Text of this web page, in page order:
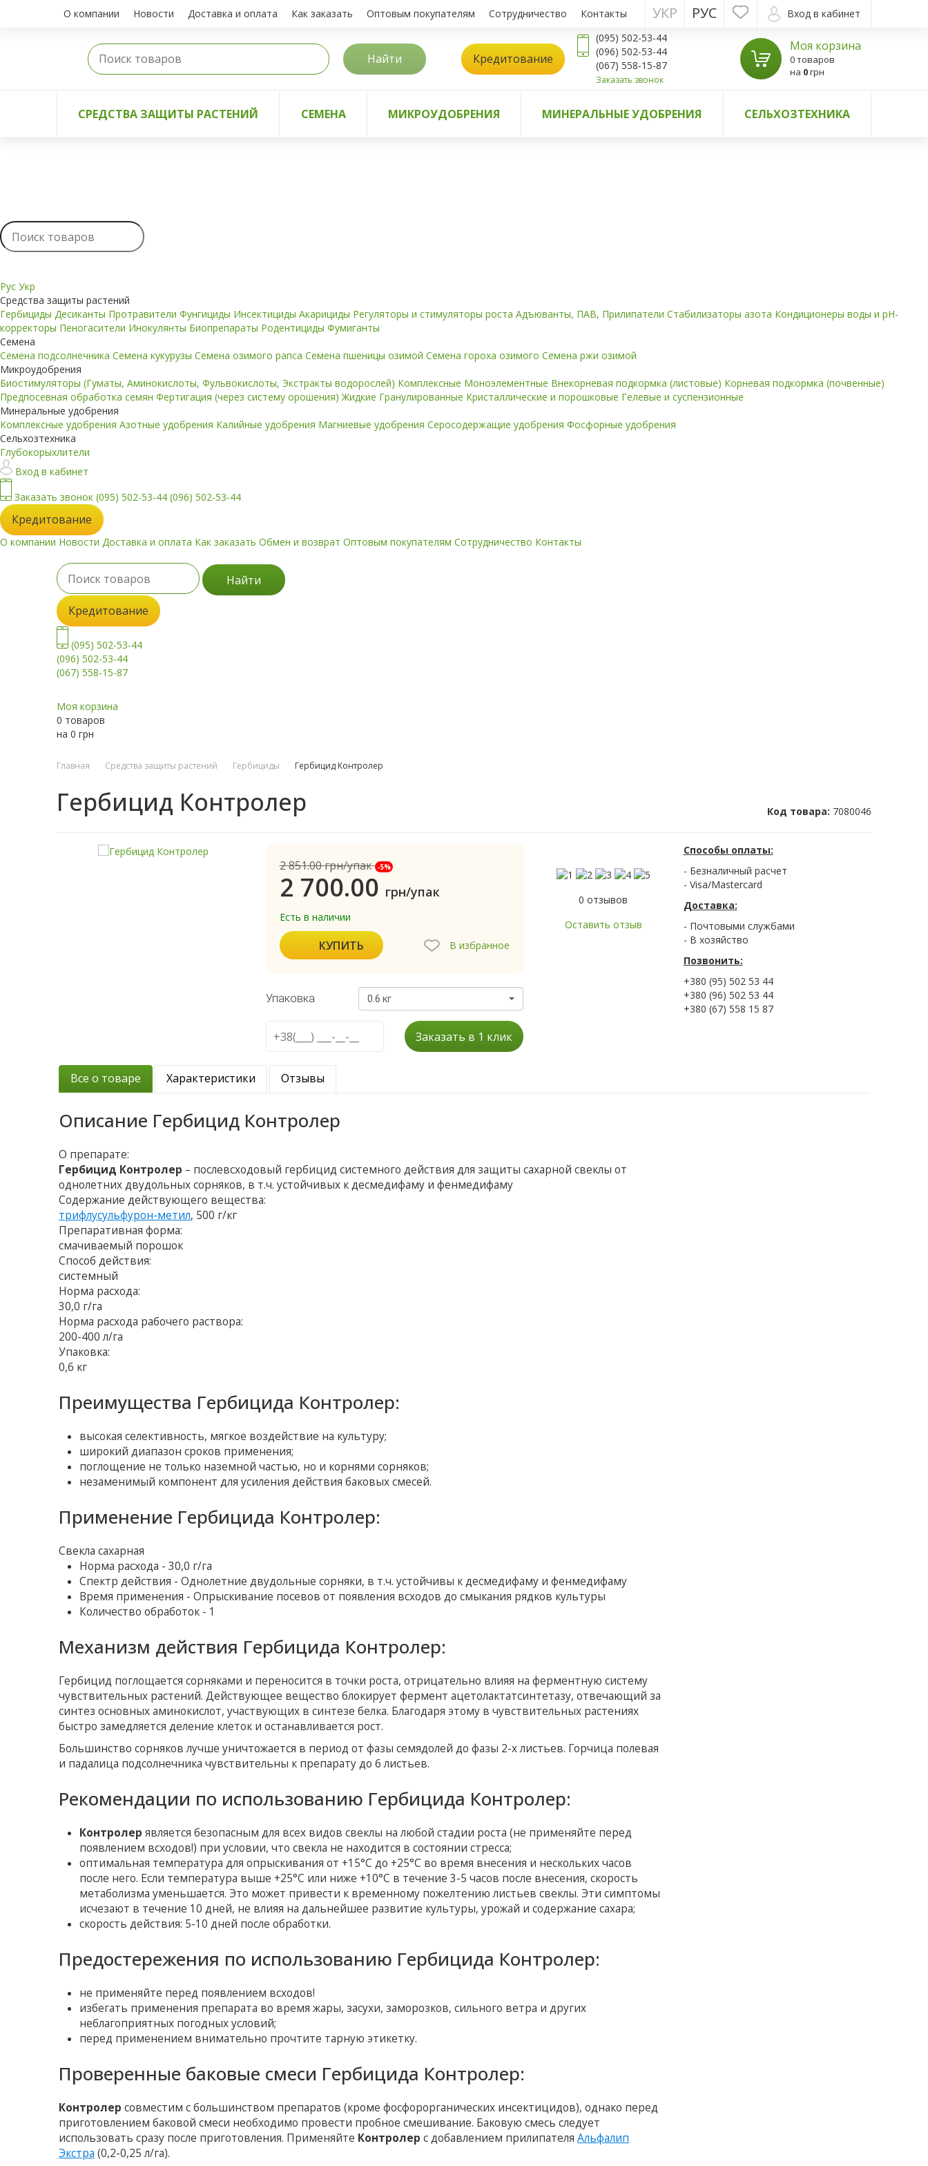
О компании Новости Доставка и оплата Как заказать Оптовым покупателям Сотрудничество Контакты Вход в кабинет
РУС
УКР
Найти Кредитование
(095) 502-53-44
(096) 502-53-44
(067) 558-15-87
Заказать звонок
Моя корзина
0 товаров
на 0грн
СРЕДСТВА ЗАЩИТЫ РАСТЕНИЙ СЕМЕНА МИКРОУДОБРЕНИЯ МИНЕРАЛЬНЫЕ УДОБРЕНИЯ СЕЛЬХОЗТЕХНИКА
Рус Укр
Средства защиты растений
Гербициды Десиканты Протравители Фунгициды Инсектициды Акарициды Регуляторы и стимуляторы роста Адъюванты, ПАВ, Прилипатели Стабилизаторы азота Кондиционеры воды и pH-
корректоры Пеногасители Инокулянты Биопрепараты Родентициды Фумиганты
Семена
Семена подсолнечника Семена кукурузы Семена озимого рапса Семена пшеницы озимой Семена гороха озимого Семена ржи озимой
Микроудобрения
Биостимуляторы (Гуматы, Аминокислоты, Фульвокислоты, Экстракты водорослей) Комплексные Моноэлементные Внекорневая подкормка (листовые) Корневая подкормка (почвенные)
Предпосевная обработка семян Фертигация (через систему орошения)Жидкие Гранулированные Кристаллические и порошковые Гелевые и суспензионные
Минеральные удобрения
Комплексные удобрения Азотные удобрения Калийные удобрения Магниевые удобрения Серосодержащие удобрения Фосфорные удобрения
Сельхозтехника
Глубокорыхлители
Вход в кабинет
Заказать звонок (095) 502-53-44 (096) 502-53-44
Кредитование
О компании Новости Доставка и оплата Как заказать Обмен и возврат Оптовым покупателям Сотрудничество Контакты
Найти
Кредитование
(095) 502-53-44
(096) 502-53-44
(067) 558-15-87
Моя корзина
0 товаров
на 0 грн
Главная Средства защиты растений Гербициды Гербицид Контролер
Гербицид Контролер Код товара: 7080046
2 851.00грн/упак -5%
2 700.00 грн/упак
Есть в наличии
КУПИТЬ В избранное
Упаковка 0.6 кг
0 отзывов
Оставить отзыв
Заказать в 1 клик
Способы оплаты:
- Безналичный расчет
- Visa/Mastercard
Доставка:
- Почтовыми службами
- В хозяйство
Позвонить:
+380 (95) 502 53 44
+380 (96) 502 53 44
+380 (67) 558 15 87
Все о товаре Характеристики Отзывы
Описание Гербицид Контролер
О препарате:
Гербицид Контролер – послевсходовый гербицид системного действия для защиты сахарной свеклы от
однолетних двудольных сорняков, в т.ч. устойчивых к десмедифаму и фенмедифаму
Содержание действующего вещества:
трифлусульфурон-метил, 500 г/кг
Препаративная форма:
смачиваемый порошок
Способ действия:
системный
Норма расхода:
30,0 г/га
Норма расхода рабочего раствора:
200-400 л/га
Упаковка:
0,6 кг
Преимущества Гербицида Контролер:
высокая селективность, мягкое воздействие на культуру;
широкий диапазон сроков применения;
поглощение не только наземной частью, но и корнями сорняков;
незаменимый компонент для усиления действия баковых смесей.
Применение Гербицида Контролер:
Свекла сахарная
Норма расхода - 30,0 г/га
Спектр действия - Однолетние двудольные сорняки, в т.ч. устойчивы к десмедифаму и фенмедифаму
Время применения - Опрыскивание посевов от появления всходов до смыкания рядков культуры
Количество обработок - 1
Механизм действия Гербицида Контролер:
Гербицид поглощается сорняками и переносится в точки роста, отрицательно влияя на ферментную систему
чувствительных растений. Действующее вещество блокирует фермент ацетолактатсинтетазу, отвечающий за
синтез основных аминокислот, участвующих в синтезе белка. Благодаря этому в чувствительных растениях
быстро замедляется деление клеток и останавливается рост.
Большинство сорняков лучше уничтожается в период от фазы семядолей до фазы 2-х листьев. Горчица полевая
и падалица подсолнечника чувствительны к препарату до 6 листьев.
Рекомендации по использованию Гербицида Контролер:
Контролер является безопасным для всех видов свеклы на любой стадии роста (не применяйте перед
появлением всходов!) при условии, что свекла не находится в состоянии стресса;
оптимальная температура для опрыскивания от +15°С до +25°С во время внесения и нескольких часов
после него. Если температура выше +25°С или ниже +10°С в течение 3-5 часов после внесения, скорость
метаболизма уменьшается. Это может привести к временному пожелтению листьев свеклы. Эти симптомы
исчезают в течение 10 дней, не влияя на дальнейшее развитие культуры, урожай и содержание сахара;
скорость действия: 5-10 дней после обработки.
Предостережения по использованию Гербицида Контролер:
не применяйте перед появлением всходов!
избегать применения препарата во время жары, засухи, заморозков, сильного ветра и других
неблагоприятных погодных условий;
перед применением внимательно прочтите тарную этикетку.
Проверенные баковые смеси Гербицида Контролер:
Контролер совместим с большинством препаратов (кроме фосфорорганических инсектицидов), однако перед
приготовлением баковой смеси необходимо провести пробное смешивание. Баковую смесь следует
использовать сразу после приготовления. Применяйте Контролер с добавлением прилипателяАльфалип
Экстра (0,2-0,25 л/га).